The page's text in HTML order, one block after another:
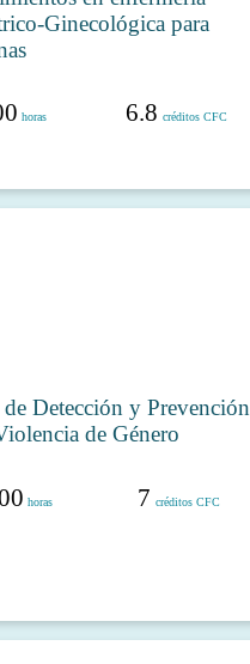
Ginecológica para
horas 6.8 créditos CFC
Detección y Prevención
de Género
horas 7 créditos CFC